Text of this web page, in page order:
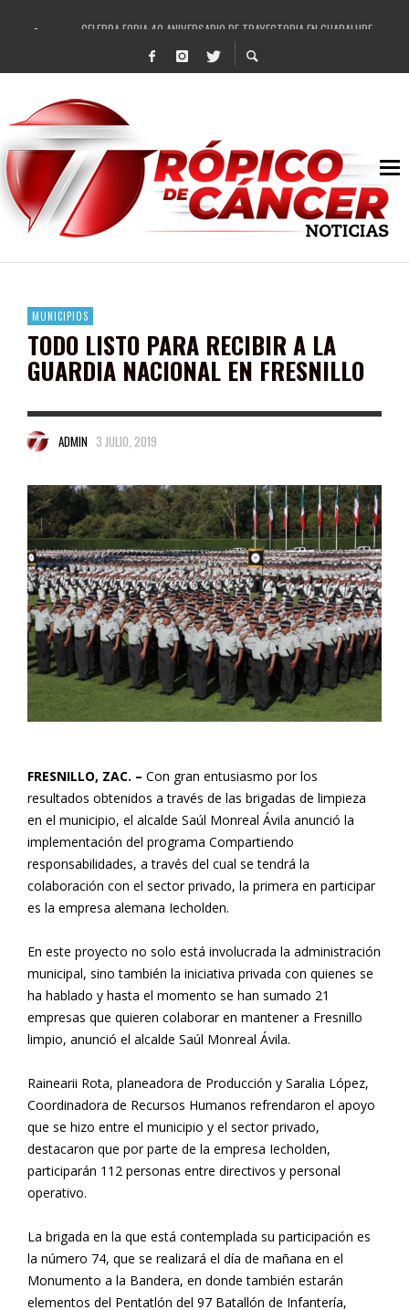
CELEBRA FOBIA 40 ANIVERSARIO DE TRAYECTORIA EN GUADALUPE
ENAMORA EL REGIONAL MEXICANO A GUADALUPE
REVISA EL AYUNTAMIENTO DE GUADALUPE ESCRITURACIÓN SOSPECHOSA DE
RECIBE PEPE SALDÍVAR NUEVA TORRE DE VIGILANCIA PARA GUADALUPE
IMPULSA GOBIERNO DE PEPE SALDÍVAR LA SEMANA MUNDIAL DE LA LACTANCIA
DESTACAN PRESENCIA DE ARTISTAS LOCALES EN FESTIVAL CULTURAL Y
SE REHABILITAN MÁS DE 20 VIALIDADES EN LOS ÚLTIMOS CUATRO MESES EN
FORTALECE GOBIERNO DE PEPE SALDÍVAR A LAS INFANCIAS GUADALUPENSES
MUNICIPIOS
TODO LISTO PARA RECIBIR A LA
GUARDIA NACIONAL EN FRESNILLO
ADMIN 3 JULIO, 2019
FRESNILLO, ZAC. – Con gran entusiasmo por los
resultados obtenidos a través de las brigadas de limpieza
en el municipio, el alcalde Saúl Monreal Ávila anunció la
implementación del programa Compartiendo
responsabilidades, a través del cual se tendrá la
colaboración con el sector privado, la primera en participar
es la empresa alemana Iecholden.
En este proyecto no solo está involucrada la administración
municipal, sino también la iniciativa privada con quienes se
ha hablado y hasta el momento se han sumado 21
empresas que quieren colaborar en mantener a Fresnillo
limpio, anunció el alcalde Saúl Monreal Ávila.
Rainearii Rota, planeadora de Producción y Saralia López,
Coordinadora de Recursos Humanos refrendaron el apoyo
que se hizo entre el municipio y el sector privado,
destacaron que por parte de la empresa Iecholden,
participarán 112 personas entre directivos y personal
operativo.
La brigada en la que está contemplada su participación es
la número 74, que se realizará el día de mañana en el
Monumento a la Bandera, en donde también estarán
elementos del Pentatlón del 97 Batallón de Infantería,